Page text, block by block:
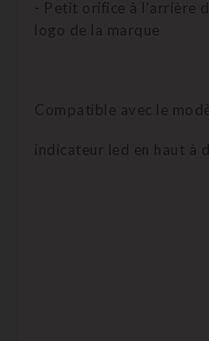
- Petit orifice à l'arrière
logo de la marque
Compatible avec le
indicateur led en haut à